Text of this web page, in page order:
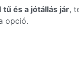
tű és a jótállás jár,
opció.